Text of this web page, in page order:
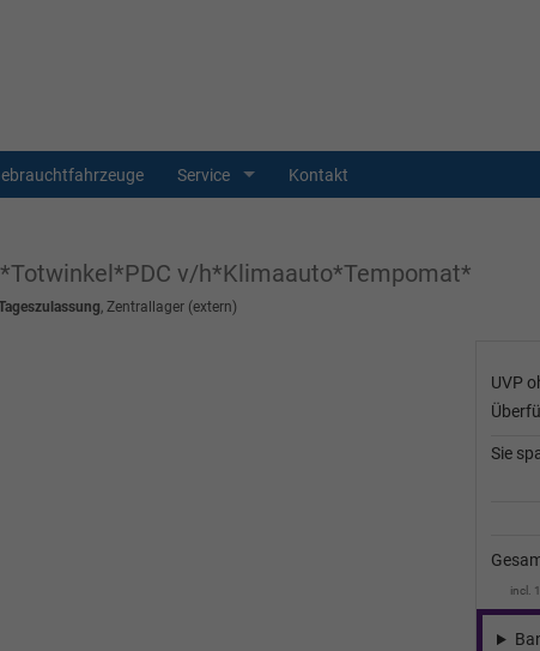
Service Kontakt
v/h*Klimaauto*Tempomat*
, Zentrallager (extern)
UVP
Sie
incl.